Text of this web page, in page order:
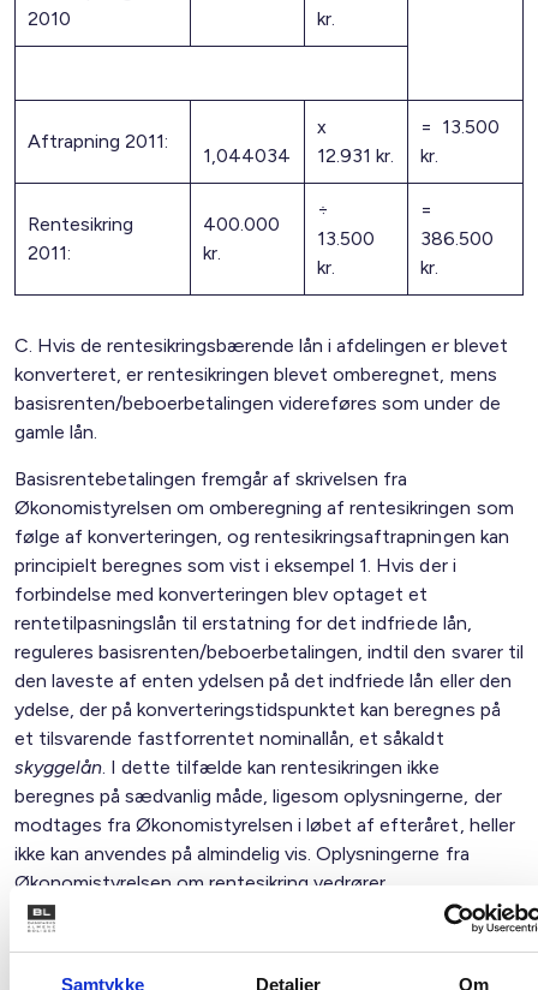
Samtykke Detaljer Om
2010
kr.
Aftrapning 2011:
1,044034
x
12.931 kr.
= 13.500
kr.
Rentesikring
2011:
400.000
kr.
÷
13.500
kr.
=
386.500
kr.
C. Hvis de rentesikringsbærende lån i afdelingen er blevet
konverteret, er rentesikringen blevet omberegnet, mens
basisrenten/beboerbetalingen videreføres som under de
gamle lån.
Basisrentebetalingen fremgår af skrivelsen fra
Økonomistyrelsen om omberegning af rentesikringen som
følge af konverteringen, og rentesikringsaftrapningen kan
principielt beregnes som vist i eksempel 1. Hvis der i
forbindelse med konverteringen blev optaget et
rentetilpasningslån til erstatning for det indfriede lån,
reguleres basisrenten/beboerbetalingen, indtil den svarer til
den laveste af enten ydelsen på det indfriede lån eller den
ydelse, der på konverteringstidspunktet kan beregnes på
et tilsvarende fastforrentet nominallån, et såkaldt
skyggelån. I dette tilfælde kan rentesikringen ikke
beregnes på sædvanlig måde, ligesom oplysningerne, der
modtages fra Økonomistyrelsen i løbet af efteråret, heller
ikke kan anvendes på almindelig vis. Oplysningerne fra
Økonomistyrelsen om rentesikring vedrører
nemlig
Nettokapitaludgifterne i 2011 for en afdeling med